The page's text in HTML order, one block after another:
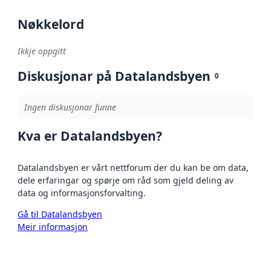
Nøkkelord
Ikkje oppgitt
Diskusjonar på Datalandsbyen 0
Ingen diskusjonar funne
Kva er Datalandsbyen?
Datalandsbyen er vårt nettforum der du kan be om data,
dele erfaringar og spørje om råd som gjeld deling av
data og informasjonsforvalting.
Gå til Datalandsbyen
Meir informasjon